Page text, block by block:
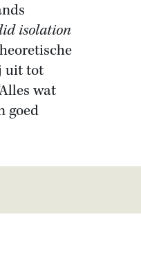
isolation
uit tot
wat
goed